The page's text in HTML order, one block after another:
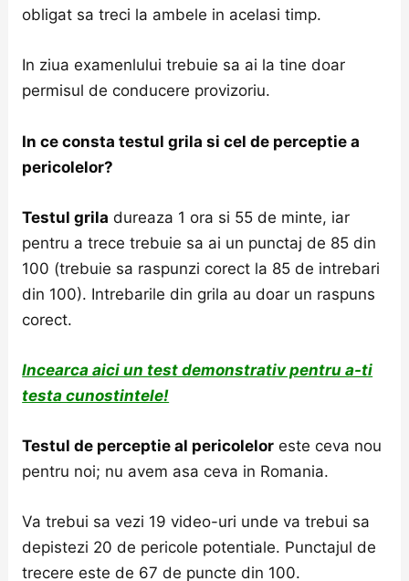
obligat sa treci la ambele in acelasi timp.
In ziua examenlului trebuie sa ai la tine doar
permisul de conducere provizoriu.
In ce consta testul grila si cel de perceptie a
pericolelor?
Testul grila dureaza 1 ora si 55 de minte, iar
pentru a trece trebuie sa ai un punctaj de 85 din
100 (trebuie sa raspunzi corect la 85 de intrebari
din 100). Intrebarile din grila au doar un raspuns
corect.
Incearca aici un test demonstrativ pentru a-ti
testa cunostintele!
Testul de perceptie al pericolelor este ceva nou
pentru noi; nu avem asa ceva in Romania.
Va trebui sa vezi 19 video-uri unde va trebui sa
depistezi 20 de pericole potentiale. Punctajul de
trecere este de 67 de puncte din 100.